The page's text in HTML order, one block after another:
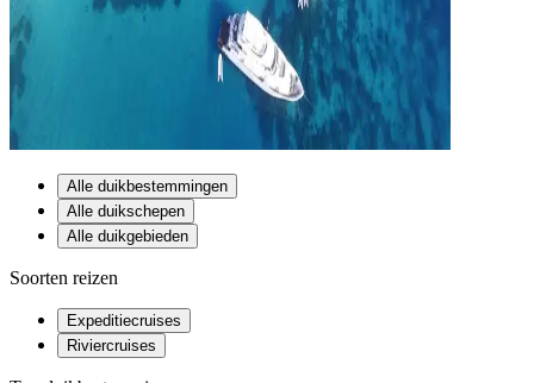
Alle duikbestemmingen
Alle duikschepen
Alle duikgebieden
Soorten reizen
Expeditiecruises
Riviercruises